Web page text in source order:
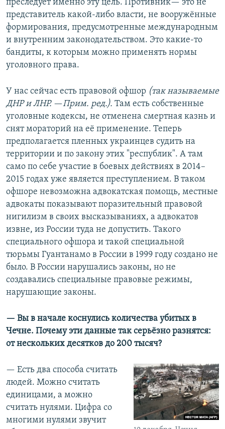
преследует именно эту цель. Противник— это не
представитель какой-либо власти, не вооружённые
формирования, предусмотренные международным
и внутренним законодательством. Это какие-то
бандиты, к которым можно применять нормы
уголовного права.
У нас сейчас есть правовой офшор (так называемые
ДНР и ЛНР. —Прим. ред.). Там есть собственные
уголовные кодексы, не отменена смертная казнь и
снят мораторий на её применение. Теперь
предполагается пленных украинцев судить на
территории и по закону этих "республик". А там
само по себе участие в боевых действиях в 2014–
2015 годах уже является преступлением. В таком
офшоре невозможна адвокатская помощь, местные
адвокаты показывают поразительный правовой
нигилизм в своих высказываниях, а адвокатов
извне, из России туда не допустить. Такого
специального офшора и такой специальной
тюрьмы Гуантанамо в России в 1999 году создано не
было. В России нарушались законы, но не
создавались специальные правовые режимы,
нарушающие законы.
— Вы в начале коснулись количества убитых в
Чечне. Почему эти данные так серьёзно разнятся:
от нескольких десятков до 200 тысяч?
— Есть два способа считать
людей. Можно считать
единицами, а можно
считать нулями. Цифра со
многими нулями звучит